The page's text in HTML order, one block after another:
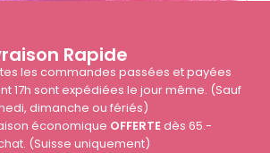
Rapide
les commandes passées et payées
17h sont expédiées le jour même. (Sauf
dimanche ou fériés)
économique OFFERTEdès 65.-
(Suisse uniquement)